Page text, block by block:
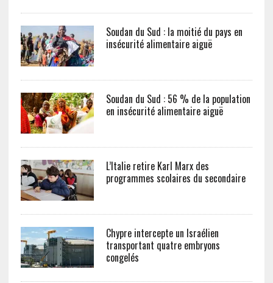
Soudan du Sud : la moitié du pays en
insécurité alimentaire aiguë
Soudan du Sud : 56 % de la population
en insécurité alimentaire aiguë
L’Italie retire Karl Marx des
programmes scolaires du secondaire
Chypre intercepte un Israélien
transportant quatre embryons
congelés